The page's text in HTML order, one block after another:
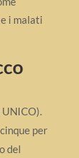
i malati
per
del